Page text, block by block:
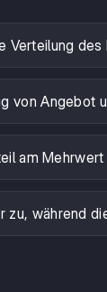
Verteilung
von Angebot
am
während